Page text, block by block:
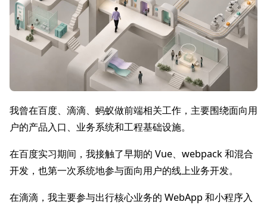
我曾在百度、滴滴、蚂蚁做前端相关工作，主要围绕面向用
户的产品入口、业务系统和工程基础设施。
在百度实习期间，我接触了早期的 Vue、webpack 和混合
开发，也第一次系统地参与面向用户的线上业务开发。
在滴滴，我主要参与出行核心业务的 WebApp 和小程序入